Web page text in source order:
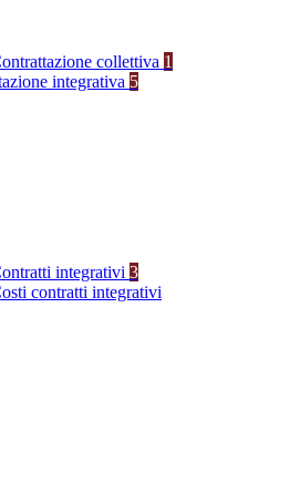
collettiva 1
integrativa 5
integrativi 3
contratti integrativi